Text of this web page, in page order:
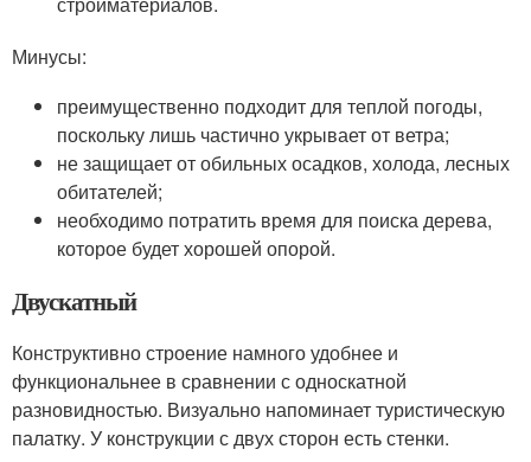
Минусы:
преимущественно подходит для теплой погоды,
поскольку лишь частично укрывает от ветра;
не защищает от обильных осадков, холода, лесных
обитателей;
необходимо потратить время для поиска дерева,
которое будет хорошей опорой.
Двускатный
Конструктивно строение намного удобнее и
функциональнее в сравнении с односкатной
разновидностью. Визуально напоминает туристическую
палатку. У конструкции с двух сторон есть стенки.